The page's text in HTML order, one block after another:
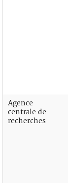
Agence
centrale de
recherches